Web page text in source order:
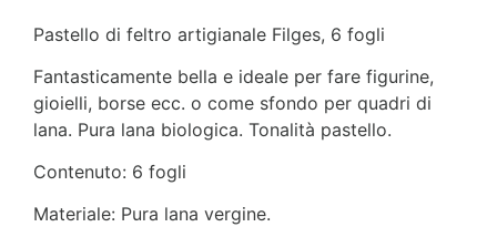
Pastello di feltro artigianale Filges, 6 fogli
Fantasticamente bella e ideale per fare figurine,
gioielli, borse ecc. o come sfondo per quadri di
lana. Pura lana biologica. Tonalità pastello.
Contenuto: 6 fogli
Materiale: Pura lana vergine.